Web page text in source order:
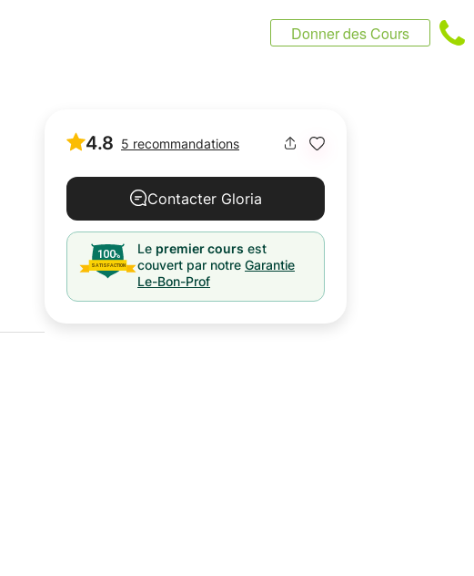
Donner des Cours
4.8 5 recommandations
Contacter Gloria
Le premier cours est
couvert par notre Garantie
Le-Bon-Prof